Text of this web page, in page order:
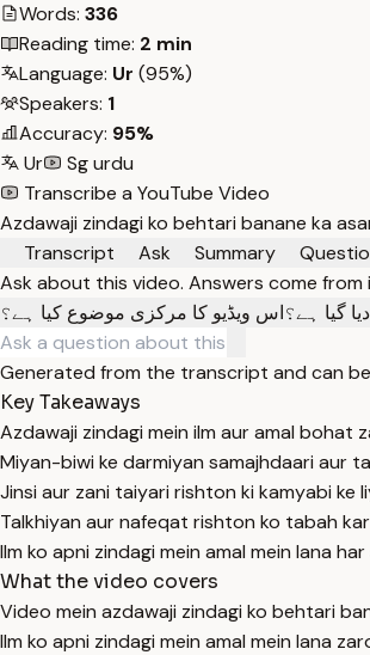
Words: 336
Reading time: 2 min
Language: Ur (95%)
Speakers: 1
Accuracy: 95%
Ur
Sg urdu
Transcribe a YouTube Video
Azdawaji zindagi ko behtari banane ka
Transcript
Ask Summary
Ask about this video. Answers come
اس ویڈیو کا مرکزی موضوع کیا ہے؟گیا ہے؟
Generated from the transcript and can
Key Takeaways
Azdawaji zindagi mein ilm aur amal bohat
Miyan-biwi ke darmiyan samajhdaari aur
Jinsi aur zani taiyari rishton ki kamyabi ke
Talkhiyan aur nafeqat rishton ko tabah
Ilm ko apni zindagi mein amal mein lana
What the video covers
Video mein azdawaji zindagi ko behtari
Ilm ko apni zindagi mein amal mein lana